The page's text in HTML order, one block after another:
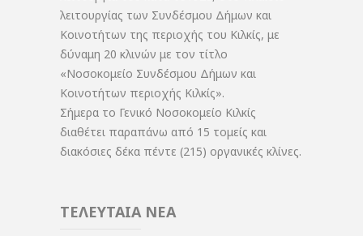
λειτουργίας των Συνδέσμου Δήμων και
Κοινοτήτων της περιοχής του Κιλκίς, με
δύναμη 20 κλινών με τον τίτλο
«Νοσοκομείο Συνδέσμου Δήμων και
Κοινοτήτων περιοχής Κιλκίς».
Σήμερα το Γενικό Νοσοκομείο Κιλκίς
διαθέτει παραπάνω από 15 τομείς και
διακόσιες δέκα πέντε (215) οργανικές κλίνες.
ΤΕΛΕΥΤΑΙΑ ΝΕΑ